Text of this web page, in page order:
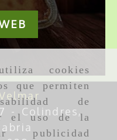
cookies
que permiten
de
el uso de la
publicidad
- Colindres,